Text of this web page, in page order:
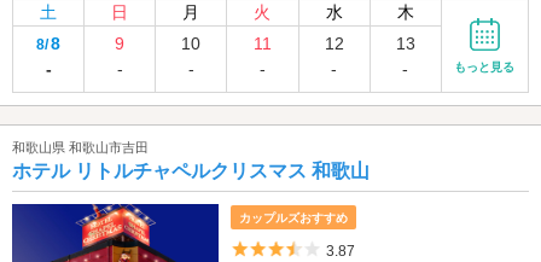
土 日 月 火 水 木
8/8
-
9
-
10
-
11
-
12
-
13
-
もっと見る
和歌山県 和歌山市吉田
ホテル リトルチャペルクリスマス 和歌山
カップルズおすすめ
5つ星のうち3.5
3.87